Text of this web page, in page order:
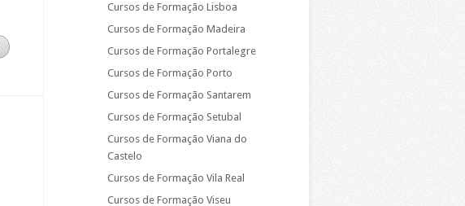
Cursos de Formação Lisboa
Cursos de Formação Madeira
Cursos de Formação Portalegre
Cursos de Formação Porto
Cursos de Formação Santarem
Cursos de Formação Setubal
Cursos de Formação Viana do
Castelo
Cursos de Formação Vila Real
Cursos de Formação Viseu